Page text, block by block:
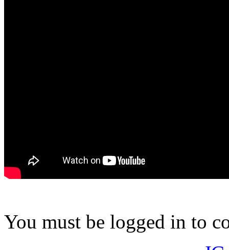
You must be logged in to